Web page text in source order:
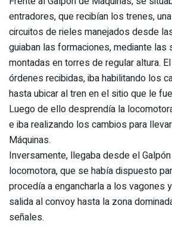
entradores, que recibían los trenes,
circuitos de rieles manejados desde
guiaban las formaciones, mediante las
montadas en torres de regular altura.
órdenes recibidas, iba habilitando los
hasta ubicar al tren en el sitio que le
Luego de ello desprendía la
e iba realizando los cambios para
Máquinas.
Inversamente, llegaba desde el
locomotora, que se había dispuesto
procedía a engancharla a los vagones
salida al convoy hasta la zona
señales.